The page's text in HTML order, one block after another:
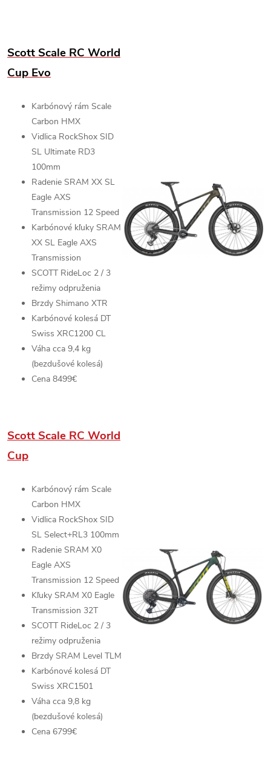
Scott Scale RC World
Cup Evo
Karbónový rám Scale
Carbon HMX
Vidlica RockShox SID
SL Ultimate RD3
100mm
Radenie SRAM XX SL
Eagle AXS
Transmission 12 Speed
Karbónové kľuky SRAM
XX SL Eagle AXS
Transmission
SCOTT RideLoc 2 / 3
režimy odpruženia
Brzdy Shimano XTR
Karbónové kolesá DT
Swiss XRC1200 CL
Váha cca 9,4 kg
(bezdušové kolesá)
Cena 8499€
Scott Scale RC World
Cup
Karbónový rám Scale
Carbon HMX
Vidlica RockShox SID
SL Select+RL3 100mm
Radenie SRAM X0
Eagle AXS
Transmission 12 Speed
Kľuky SRAM X0 Eagle
Transmission 32T
SCOTT RideLoc 2 / 3
režimy odpruženia
Brzdy SRAM Level TLM
Karbónové kolesá DT
Swiss XRC1501
Váha cca 9,8 kg
(bezdušové kolesá)
Cena 6799€